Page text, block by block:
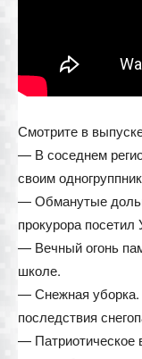
Смотрите в
— В соседнем
своим
— Обманутые
прокурора посетил
— Вечный огонь
школе.
— Снежная уборка.
последствия
— Патриотическое